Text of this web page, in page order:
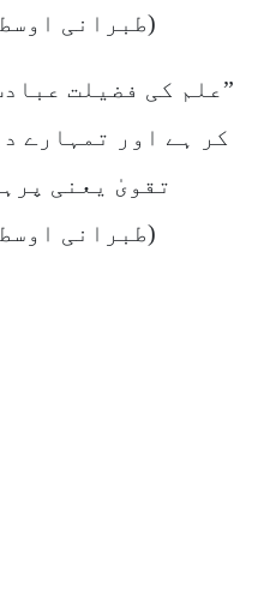
(طبرانی اوسط،
”علم کی فضیلت
کر ہے اور تمہارے
تقویٰ یعنی
(طبرانی اوسط،